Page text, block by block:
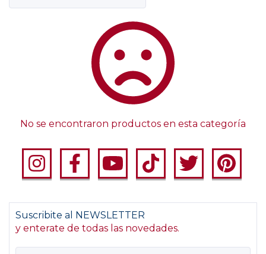
No se encontraron productos en esta categoría
Suscribite al NEWSLETTER
y enterate de todas las novedades.